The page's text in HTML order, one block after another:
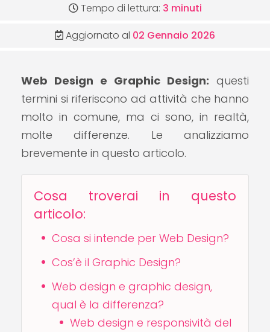
Tempo di lettura: 3 minuti
Aggiornato al 02 Gennaio 2026
Web Design e Graphic Design: questi
termini si riferiscono ad attività che hanno
molto in comune, ma ci sono, in realtà,
molte differenze. Le analizziamo
brevemente in questo articolo.
Cosa troverai in questo
articolo:
Cosa si intende per Web Design?
Cos’è il Graphic Design?
Web design e graphic design,
qual è la differenza?
Web design e responsività del